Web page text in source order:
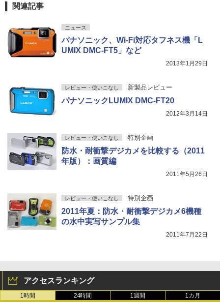
関連記事
ニュース
パナソニック、Wi-Fi対応タフネス機「L
UMIX DMC-FT5」など
2013年1月29日
レビュー・使いこなし 新製品レビュー
パナソニックLUMIX DMC-FT20
2012年3月14日
レビュー・使いこなし 特別企画
防水・耐衝撃デジカメを比較する（2011
年版）：画質編
2011年5月26日
レビュー・使いこなし 特別企画
2011年夏：防水・耐衝撃デジカメ6機種
の水中実写サンプル集
2011年7月22日
アクセスランキング
1時間 24時間 1週間 1カ月